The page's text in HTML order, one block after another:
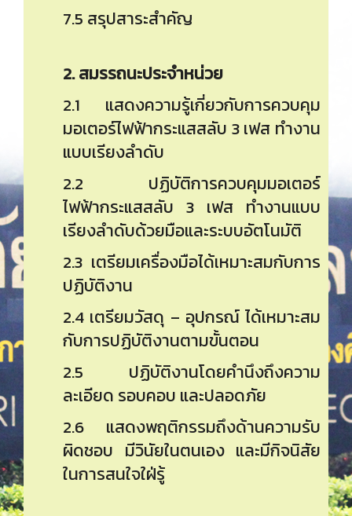
7.5 สรุปสาระสำคัญ
2. สมรรถนะประจำหน่วย
2.1 แสดงความรู้เกี่ยวกับการควบคุม
มอเตอร์ไฟฟ้ากระแสสลับ 3 เฟส ทำงาน
แบบเรียงลำดับ
2.2 ปฏิบัติการควบคุมมอเตอร์
ไฟฟ้ากระแสสลับ 3 เฟส ทำงานแบบ
เรียงลำดับด้วยมือและระบบอัตโนมัติ
2.3 เตรียมเครื่องมือได้เหมาะสมกับการ
ปฏิบัติงาน
2.4 เตรียมวัสดุ – อุปกรณ์ ได้เหมาะสม
กับการปฏิบัติงานตามขั้นตอน
2.5 ปฏิบัติงานโดยคำนึงถึงความ
ละเอียด รอบคอบ และปลอดภัย
2.6 แสดงพฤติกรรมถึงด้านความรับ
ผิดชอบ มีวินัยในตนเอง และมีกิจนิสัย
ในการสนใจใฝ่รู้